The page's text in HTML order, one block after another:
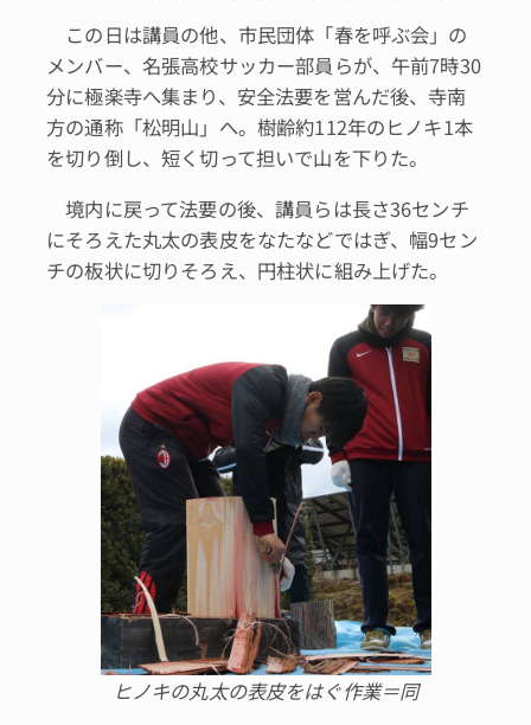
この日は講員の他、市民団体「春を呼ぶ会」の
メンバー、名張高校サッカー部員らが、午前7時30
分に極楽寺へ集まり、安全法要を営んだ後、寺南
方の通称「松明山」へ。樹齢約112年のヒノキ1本
を切り倒し、短く切って担いで山を下りた。
境内に戻って法要の後、講員らは長さ36センチ
にそろえた丸太の表皮をなたなどではぎ、幅9セン
チの板状に切りそろえ、円柱状に組み上げた。
ヒノキの丸太の表皮をはぐ作業＝同